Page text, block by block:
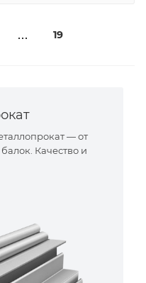
19
— от
Качество и